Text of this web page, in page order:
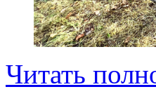
Читать